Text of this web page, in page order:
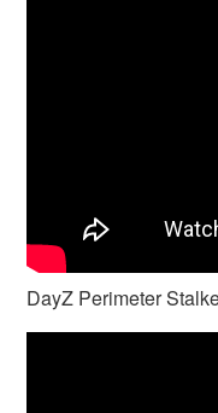
DayZ Perimeter